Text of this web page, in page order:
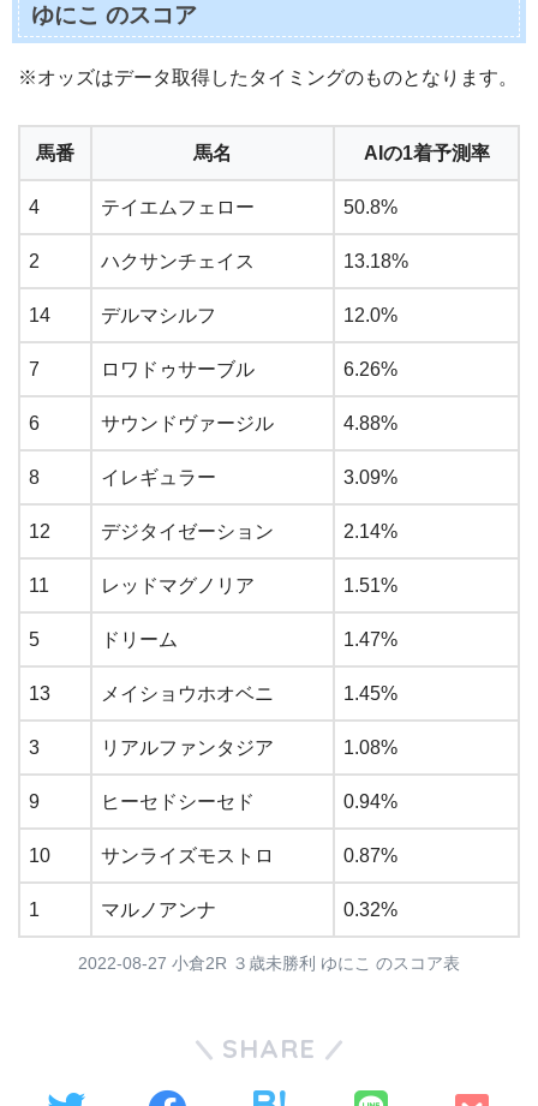
ゆにこ のスコア
※オッズはデータ取得したタイミングのものとなります。
馬番 馬名 AIの1着予測率
4 テイエムフェロー 50.8%
2 ハクサンチェイス 13.18%
14 デルマシルフ 12.0%
7 ロワドゥサーブル 6.26%
6 サウンドヴァージル 4.88%
8 イレギュラー 3.09%
12 デジタイゼーション 2.14%
11 レッドマグノリア 1.51%
5 ドリーム 1.47%
13 メイショウホオベニ 1.45%
3 リアルファンタジア 1.08%
9 ヒーセドシーセド 0.94%
10 サンライズモストロ 0.87%
1 マルノアンナ 0.32%
2022-08-27 小倉2R ３歳未勝利 ゆにこ のスコア表
SHARE